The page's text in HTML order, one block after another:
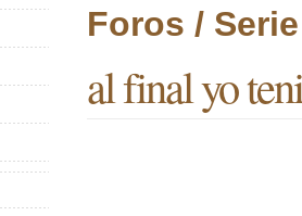
Foros /
al final yo